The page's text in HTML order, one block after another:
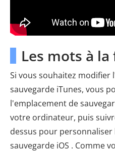
Les mots à la
Si vous souhaitez modifier
sauvegarde iTunes, vous
l'emplacement de
votre ordinateur, puis
dessus pour
sauvegarde iOS . Comme